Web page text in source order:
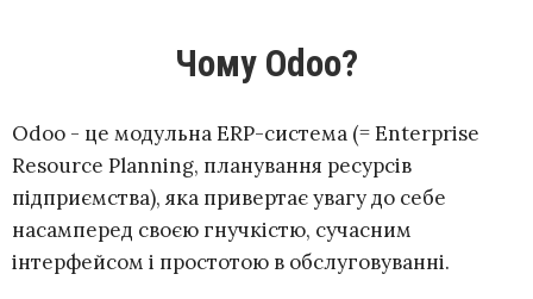
Чому Odoo?
Odoo - це модульна ERP-система (= Enterprise
Resource Planning, планування ресурсів
підприємства), яка привертає увагу до себе
насамперед своєю гнучкістю, сучасним
інтерфейсом і простотою в обслуговуванні.